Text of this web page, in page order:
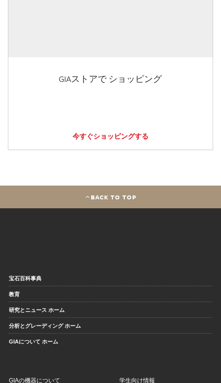
GIAストアで ショッピング
今すぐショッピングする
BACK TO TOP
宝石百科事典
教育
研究とニュース ホーム
分析とグレーディング ホーム
GIAについて ホーム
GIAの機器について 学生向け情報